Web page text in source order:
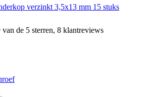
verzinkt 3,5x13 mm 15 stuks
de 5 sterren, 8 klantreviews